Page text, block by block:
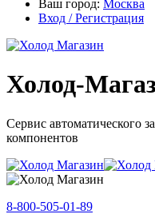
Ваш город: Москва
Вход / Регистрация
Холод-
Сервис автоматического
компонентов
8-800-505-01-89